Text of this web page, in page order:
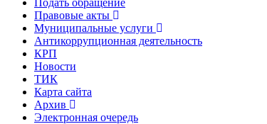
Правовые акты
Муниципальные услуги
Антикоррупционная деятельность
КРП
Новости
ТИК
Карта сайта
Архив
Электронная очередь